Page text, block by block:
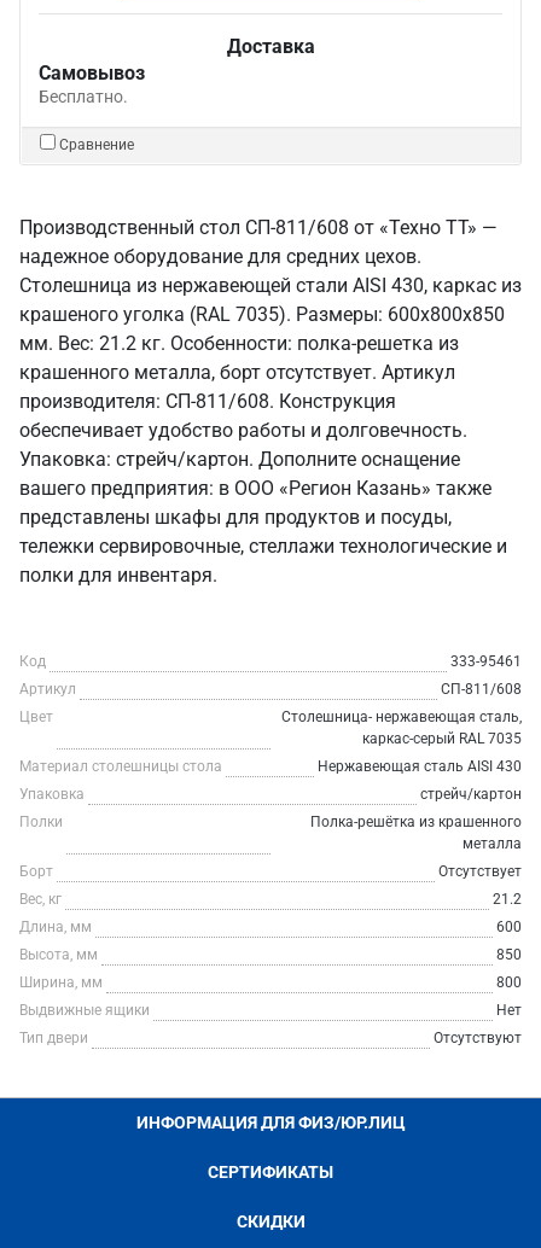
Доставка
Самовывоз
Бесплатно.
Сравнение
Производственный стол СП-811/608 от «Техно ТТ» —
надежное оборудование для средних цехов.
Столешница из нержавеющей стали AISI 430, каркас из
крашеного уголка (RAL 7035). Размеры: 600x800x850
мм. Вес: 21.2 кг. Особенности: полка-решетка из
крашенного металла, борт отсутствует. Артикул
производителя: СП-811/608. Конструкция
обеспечивает удобство работы и долговечность.
Упаковка: стрейч/картон. Дополните оснащение
вашего предприятия: в ООО «Регион Казань» также
представлены шкафы для продуктов и посуды,
тележки сервировочные, стеллажи технологические и
полки для инвентаря.
Код
333-95461
Артикул
СП-811/608
Цвет
Столешница- нержавеющая сталь,
каркас-серый RAL 7035
Материал столешницы стола
Нержавеющая сталь AISI 430
Упаковка
стрейч/картон
Полки
Полка-решётка из крашенного
металла
Борт
Отсутствует
Вес, кг
21.2
Длина, мм
600
Высота, мм
850
Ширина, мм
800
Выдвижные ящики
Нет
Тип двери
Отсутствуют
ИНФОРМАЦИЯ ДЛЯ ФИЗ/ЮР.ЛИЦ
СЕРТИФИКАТЫ
СКИДКИ